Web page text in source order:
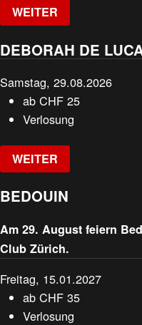
WEITER
DEBORAH DE
Samstag, 29.08.2026
abCHF 25
Verlosung
WEITER
BEDOUIN
Am 29. August feiern
Club Zürich.
Freitag, 15.01.2027
abCHF 35
Verlosung